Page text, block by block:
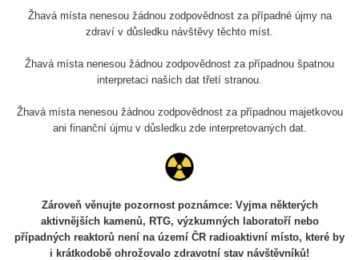
γ Ano 2.45 µSv/h -
Ne 10.58 µSv/h
Spektrometrie
Délka
měření
Zařízení Datum měření Vložil Akce
Žhavá místa nenesou žádnou zodpovědnost za případné újmy na
zdraví v důsledku návštěvy těchto míst.
Žhavá místa nenesou žádnou zodpovědnost za případnou špatnou
interpretaci našich dat třetí stranou.
Žhavá místa nenesou žádnou zodpovědnost za případnou majetkovou
ani finanční újmu v důsledku zde interpretovaných dat.
Zároveň věnujte pozornost poznámce: Vyjma některých
aktivnějších kamenů, RTG, výzkumných laboratoří nebo
případných reaktorů není na území ČR radioaktivní místo, které by
i krátkodobě ohrožovalo zdravotní stav návštěvníků!